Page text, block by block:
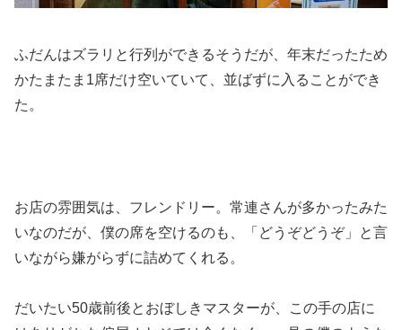
ふだんはズラリと行列ができるそうだが、年末だったため
かたまたま1席だけ空いていて、並ばずに入ることができ
た。
お店の雰囲気は、フレンドリー。常連さんが多かったみた
いなのだが、僕の席を空けるのも、「どうぞどうぞ」と言
いながら嫌がらずに詰めてくれる。
だいたい50歳前後とおぼしきマスターが、この手の店に